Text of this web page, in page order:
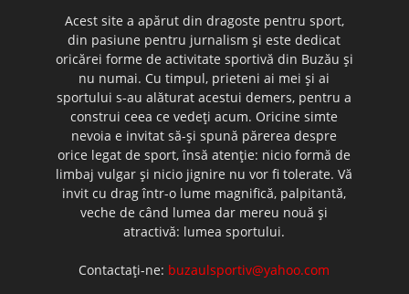
Acest site a apărut din dragoste pentru sport,
din pasiune pentru jurnalism şi este dedicat
oricărei forme de activitate sportivă din Buzău şi
nu numai. Cu timpul, prieteni ai mei şi ai
sportului s-au alăturat acestui demers, pentru a
construi ceea ce vedeţi acum. Oricine simte
nevoia e invitat să-şi spună părerea despre
orice legat de sport, însă atenţie: nicio formă de
limbaj vulgar şi nicio jignire nu vor fi tolerate. Vă
invit cu drag într-o lume magnifică, palpitantă,
veche de când lumea dar mereu nouă şi
atractivă: lumea sportului.
Contactați-ne: buzaulsportiv@yahoo.com